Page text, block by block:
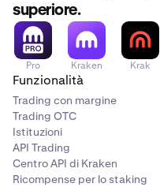
superiore.
Pro Kraken Krak
Funzionalità
Trading con margine
Trading OTC
Istituzioni
API Trading
Centro API di Kraken
Ricompense per lo staking